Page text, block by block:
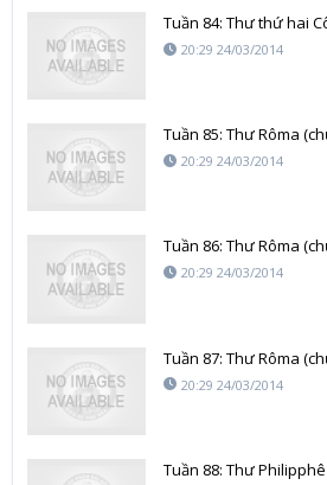
Tuần 84: Thư thứ hai
20:29 24/03/2014
Tuần 85: Thư Rôma
20:29 24/03/2014
Tuần 86: Thư Rôma
20:29 24/03/2014
Tuần 87: Thư Rôma
20:29 24/03/2014
Tuần 88: Thư